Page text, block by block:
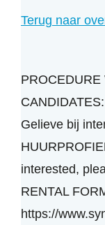
Terug naar
PROCEDURE
CANDIDATES:
Gelieve bij
interested,
RENTAL
https://